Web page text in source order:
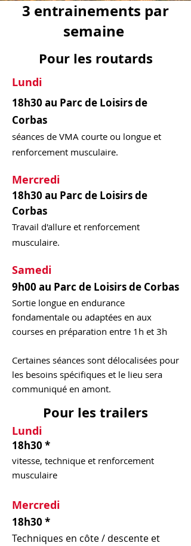
3 entrainements par
semaine
Pour les routards
Lundi
18h30 au Parc de Loisirs de
Corbas
séances de VMA courte ou longue et
renforcement musculaire.
Mercredi
18h30 au Parc de Loisirs de
Corbas
Travail d'allure et renforcement
musculaire.
Samedi
9h00 au Parc de Loisirs de Corbas
Sortie longue en endurance
fondamentale ou adaptées en aux
courses en préparation entre 1h et 3h
Certaines séances sont délocalisées pour
les besoins spécifiques et le lieu sera
communiqué en amont.
Pour les trailers
Lundi
18h30 *
vitesse, technique et renforcement
musculaire
Mercredi
18h30 *
Techniques en côte / descente et